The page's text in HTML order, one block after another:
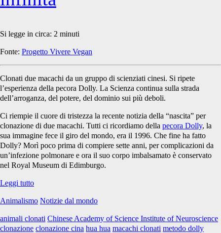
dolly</span>
Si legge in circa: 2 minuti
Fonte: Progetto Vivere Vegan
Clonati due macachi da un gruppo di scienziati cinesi. Si ripete
l’esperienza della pecora Dolly. La Scienza continua sulla strada
dell’arroganza, del potere, del dominio sui più deboli.
Ci riempie il cuore di tristezza la recente notizia della “nascita” per
clonazione di due macachi. Tutti ci ricordiamo della pecora Dolly, la
sua immagine fece il giro del mondo, era il 1996. Che fine ha fatto
Dolly? Morì poco prima di compiere sette anni, per complicazioni da
un’infezione polmonare e ora il suo corpo imbalsamato è conservato
nel Royal Museum di Edimburgo.
Leggi tuttoMacachi
tristezza
Animalismo Notizie dal mondo
animali clonati Chinese Academy of Science Institute of Neuroscience
clonazione clonazione cina hua hua macachi clonati metodo dolly